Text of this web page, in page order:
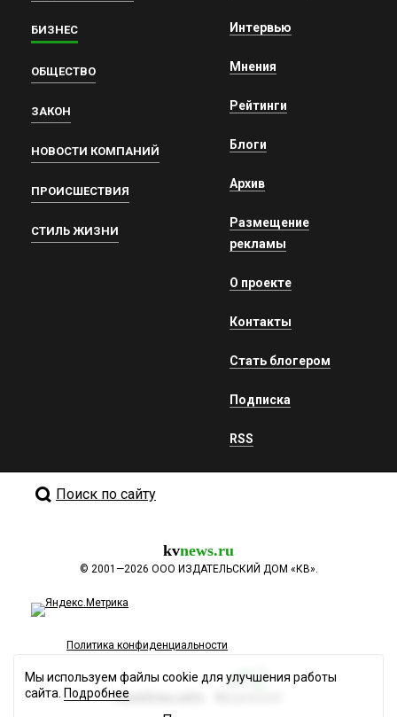
БИЗНЕС
ОБЩЕСТВО
ЗАКОН
НОВОСТИ КОМПАНИЙ
ПРОИСШЕСТВИЯ
СТИЛЬ ЖИЗНИ
Интервью
Мнения
Рейтинги
Блоги
Архив
Размещение
рекламы
О проекте
Контакты
Стать блогером
Подписка
RSS
Поиск по сайту
kvnews.ru
© 2001—2026 ООО ИЗДАТЕЛЬСКИЙ ДОМ «КВ».
Политика конфиденциальности
Разработка сайта
Мы используем файлы cookie для улучшения работы
сайта. Подробнее